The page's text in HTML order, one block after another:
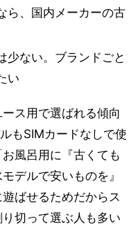
ら、国内メーカーの古
少ない。ブランドごと
い
ス用で選ばれる傾向
もSIMカードなしで使
風呂用に『古くても
デルで安いものを』
ばせるためだからス
切って選ぶ人も多い